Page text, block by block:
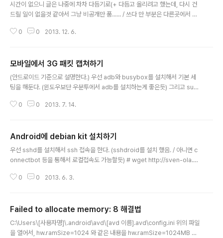
시간이 없으니 글은 나중에 차차 다듬기로(+ 다듬고 올리려고 했는데, 다시 건
드릴 일이 없을것 같아서 그냥 비공개만 품...... / 쓰다 만 부분은 다른곳에서 찾
지 찾는 과정을 적어보았다.(사실, 크래시가 난곳에서 동적분석도 하고싶은데,
려서 그러진 않았다) 그리고, 사실 이 방법이 가장 효율적인지는 모르겠다.근데,
아는방법이 이것밖에 없으니... 환경: 우분투 13.04 64bit, 갤럭시노트2(루팅)
1. 안드로이드 기본 소스 다운로드. $ sudo add-apt-..
0 0 2013. 12. 6.
모바일에서 3G 패킷 캡쳐하기
(안드로이드 기준으로 설명한다.) 우선 adb와 busybox를 설치해서 기본 세
팅을 해둔다. (윈도우보단 우분투에서 adb를 설치하는게 좋은듯) 그리고 su로
것처럼 rmnet0나 rmnet_usb0를 덤프하면 된다. 하지만, rmnet_usb0를
n't get USB bus index from rmnet_usb0 그래서 해당부분을 바이너리패
치했다. (그래서, 이 파일로는 진짜 usb 덤프는 불가능하다.) 파일을 디바이스
에 올리고, 실행..
0 0 2013. 7. 14.
Android에 debian kit 설치하기
우선 sshd를 설치해서 ssh 접속을 한다. (sshdroid를 설치 했음. / 아니면 c
onnectbot 등을 통해서 로컬접속도 가능할듯) # wget http://sven-ola.dy
r ...... : 0s(만약 여기서 끊긴다면, # /data/local/deb/autorun )...... : yes #
org/repo/debian-kit-en.html
0 0 2013. 6. 3.
Failed to allocate memory: 8 해결법
C:\Users\[사용자명]\.android\avd\[avd 이름].avd\config.ini 위의 파일
을 열어서, hw.ramSize=1024 와 같은 내용을 hw.ramSize=1024MB 로